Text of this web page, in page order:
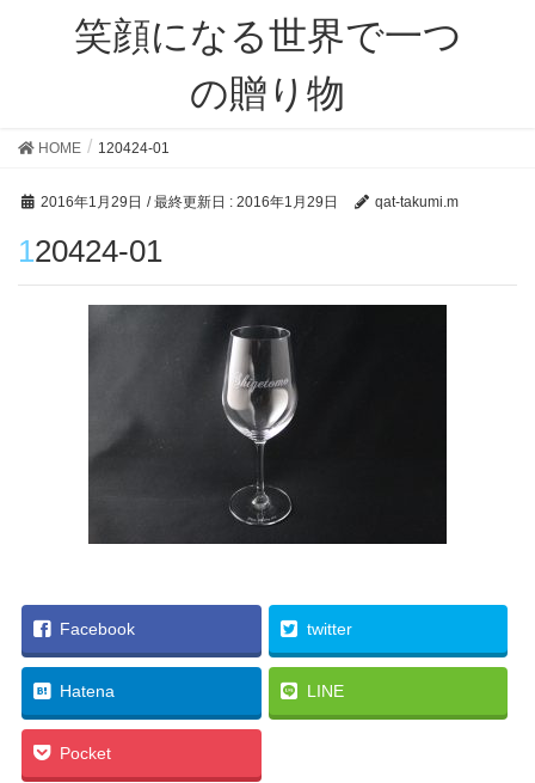
笑顔になる世界で一つ
の贈り物
HOME 120424-01
2016年1月29日 / 最終更新日 : 2016年1月29日 qat-takumi.m
120424-01
Facebook twitter
Hatena LINE
Pocket